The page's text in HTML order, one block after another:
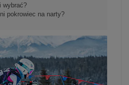
wybrać?
pokrowiec na narty?